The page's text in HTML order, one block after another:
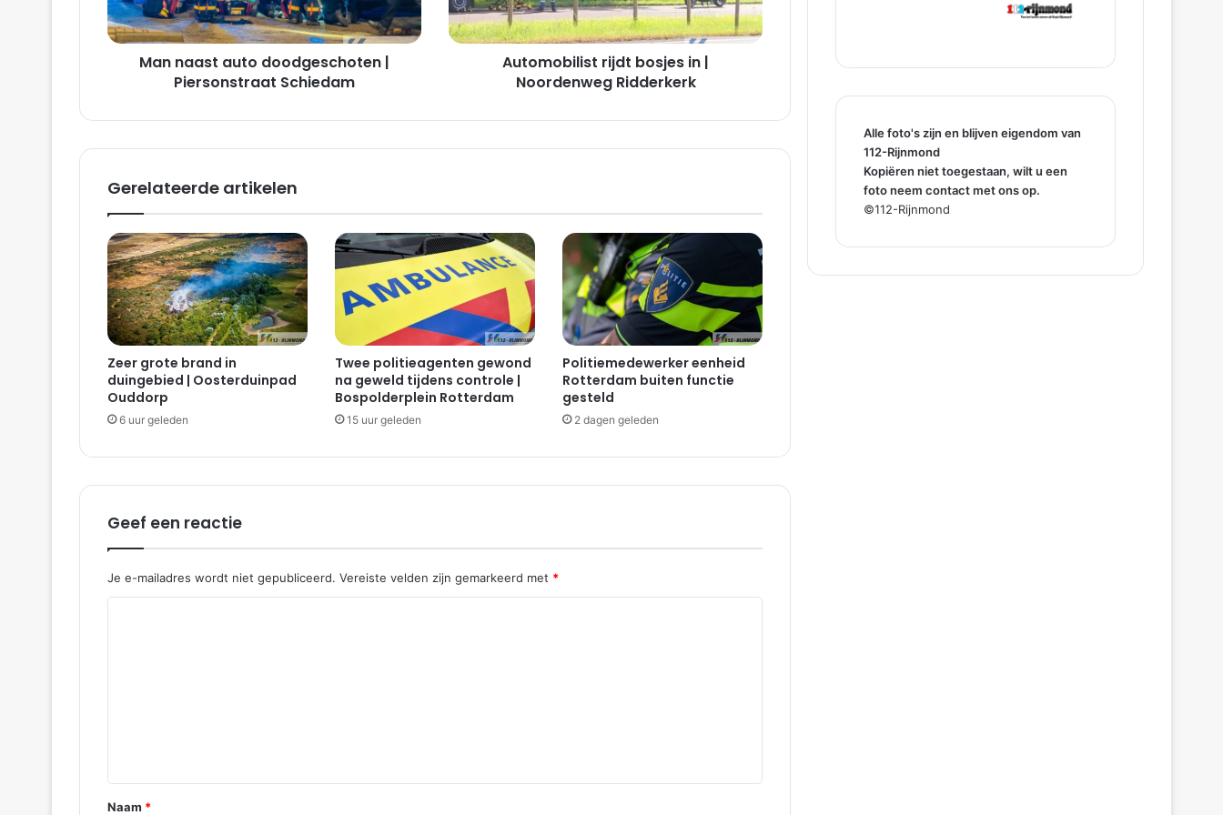
Man naast auto doodgeschoten |
Piersonstraat Schiedam
Automobilist rijdt bosjes in |
Noordenweg Ridderkerk
Gerelateerde artikelen
Zeer grote brand in
duingebied | Oosterduinpad
Ouddorp
6 uur geleden
Twee politieagenten gewond
na geweld tijdens controle |
Bospolderplein Rotterdam
15 uur geleden
Politiemedewerker eenheid
Rotterdam buiten functie
gesteld
2 dagen geleden
Geef een reactie
Je e-mailadres wordt niet gepubliceerd. Vereiste velden zijn gemarkeerd met *
*
Naam *
Alle foto's zijn en blijven eigendom van
112-Rijnmond
Kopiëren niet toegestaan, wilt u een
foto neem contact met ons op.
©112-Rijnmond